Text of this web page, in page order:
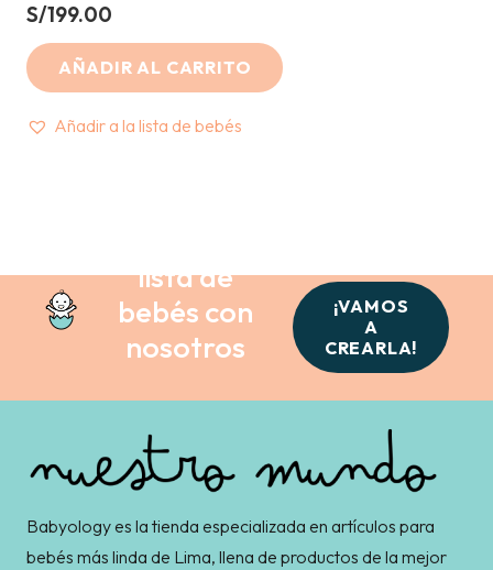
S/199.00
AÑADIR AL CARRITO
Añadir a la lista de bebés
lista de
bebés con
nosotros
¡VAMOS
A
CREARLA!
Babyology es la tienda especializada en artículos para
bebés más linda de Lima, llena de productos de la mejor